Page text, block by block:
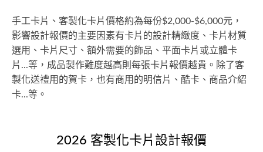
手工卡片、客製化卡片價格約為每份$2,000-$6,000元，
影響設計報價的主要因素有卡片的設計精緻度、卡片材質
選用、卡片尺寸、額外需要的飾品、平面卡片或立體卡
片...等，成品製作難度越高則每張卡片報價越貴。除了客
製化送禮用的賀卡，也有商用的明信片、酷卡、商品介紹
卡...等。
2026 客製化卡片設計報價